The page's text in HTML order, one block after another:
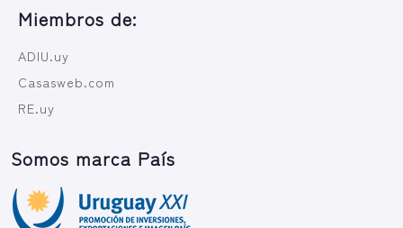
Miembros de:
ADIU.uy
Casasweb.com
RE.uy
Somos marca País